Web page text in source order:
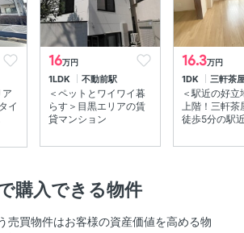
-円
賃料1ヶ月分+税
約585,400円
内訳を見る
ア
イ
16万円
1LDK 不動前駅
＜ペットとワイワイ暮
らす＞目黒エリアの賃
貸マンション
16.3万円
1DK 三軒茶
＜駅近の好立
上階！三軒
徒歩5分の駅
購入できる物件
売買物件はお客様の資産価値を高める物